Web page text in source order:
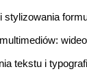
stylizowania
tekstu i